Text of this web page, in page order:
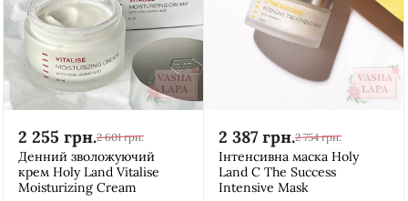
2 255 грн.2 601 грн.
Денний зволожуючий
крем Holy Land Vitalise
Moisturizing Cream
2 387 грн.2 754 грн.
Інтенсивна маска Holy
Land C The Success
Intensive Mask